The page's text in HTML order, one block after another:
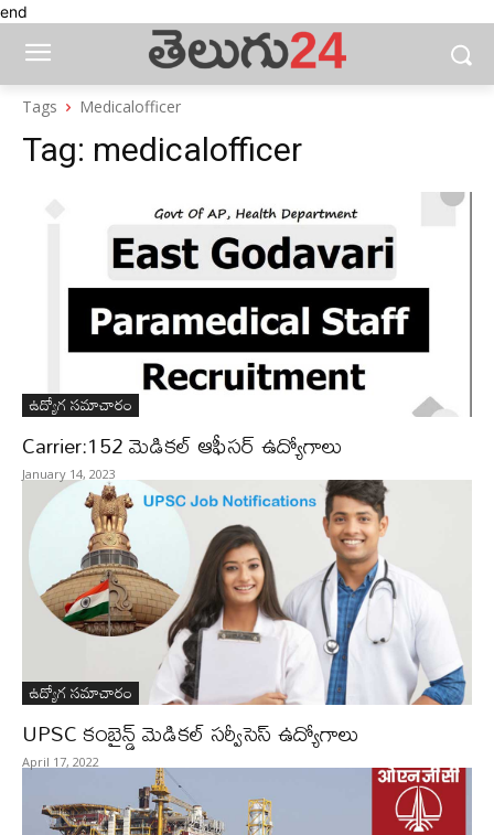
end
Tags Medicalofficer
Tag: medicalofficer
ఉద్యోగ సమాచారం
Carrier:152 మెడికల్ ఆఫీసర్ ఉద్యోగాలు
January 14, 2023
ఉద్యోగ సమాచారం
UPSC కంబైన్డ్‌ మెడికల్‌ సర్వీసెస్‌ ఉద్యోగాలు
April 17, 2022